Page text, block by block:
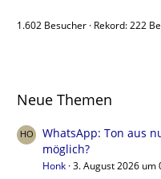
1.602 Besucher Rekord: 222
Neue Themen
WhatsApp: Ton aus
möglich?
Honk 3. August 2026 um